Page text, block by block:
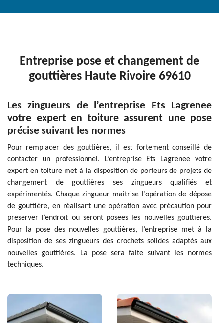
Entreprise pose et changement de
gouttières Haute Rivoire 69610
Les zingueurs de l’entreprise Ets Lagrenee
votre expert en toiture assurent une pose
précise suivant les normes
Pour remplacer des gouttières, il est fortement conseillé de
contacter un professionnel. L’entreprise Ets Lagrenee votre
expert en toiture met à la disposition de porteurs de projets de
changement de gouttières ses zingueurs qualifiés et
expérimentés. Chaque zingueur maitrise l’opération de dépose
de gouttière, en réalisant une opération avec précaution pour
préserver l’endroit où seront posées les nouvelles gouttières.
Pour la pose des nouvelles gouttières, l’entreprise met à la
disposition de ses zingueurs des crochets solides adaptés aux
nouvelles gouttières. La pose sera faite suivant les normes
techniques.